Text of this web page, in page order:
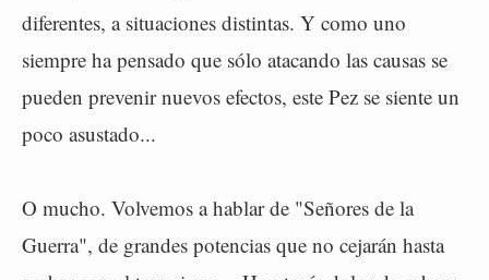
diferentes, a situaciones distintas. Y como uno
siempre ha pensado que sólo atacando las causas se
pueden prevenir nuevos efectos, este Pez se siente un
poco asustado...
O mucho. Volvemos a hablar de "Señores de la
Guerra", de grandes potencias que no cejarán hasta